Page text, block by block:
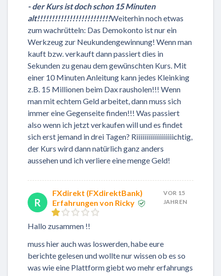
- der Kurs ist doch schon 15 Minuten
alt!!!!!!!!!!!!!!!!!!!!!!!!!Weiterhin noch etwas
zum wachrütteln: Das Demokonto ist nur ein
Werkzeug zur Neukundengewinnung! Wenn man
kauft bzw. verkauft dann passiert dies in
Sekunden zu genau dem gewünschten Kurs. Mit
einer 10 Minuten Anleitung kann jedes Kleinking
z.B. 15 Millionen beim Dax rausholen!!! Wenn
man mit echtem Geld arbeitet, dann muss sich
immer eine Gegenseite finden!!! Was passiert
also wenn ich jetzt verkaufen will und es findet
sich erst jemand in drei Tagen? Riiiiiiiiiiiiiiiiiiichtig,
der Kurs wird dann natürlich ganz anders
aussehen und ich verliere eine menge Geld!
R
FXdirekt (FXdirektBank)
Erfahrungen von Ricky
VOR 15
JAHREN
Hallo zusammen !!
muss hier auch was loswerden, habe eure
berichte gelesen und wollte nur wissen ob es so
was wie eine Plattform giebt wo mehr erfahrungs